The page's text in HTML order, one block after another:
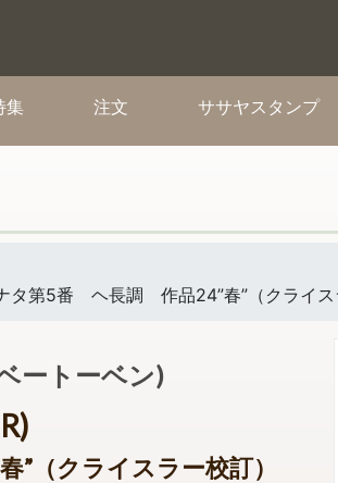
集(current)注文 (current)ササヤスタンプ
タ第5番 ヘ長調 作品24”春”（クライ
ートーベン)
（クライスラー校訂）